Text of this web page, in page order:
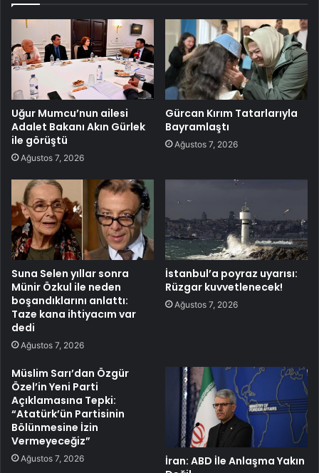
Uğur Mumcu’nun ailesi
Adalet Bakanı Akın Gürlek
ile görüştü
Ağustos 7, 2026
Gürcan Kırım Tatarlarıyla
Bayramlaştı
Ağustos 7, 2026
Suna Selen yıllar sonra
Münir Özkul ile neden
boşandıklarını anlattı:
Taze kana ihtiyacım var
dedi
Ağustos 7, 2026
İstanbul’a poyraz uyarısı:
Rüzgar kuvvetlenecek!
Ağustos 7, 2026
Müslim Sarı’dan Özgür
Özel’in Yeni Parti
Açıklamasına Tepki:
“Atatürk’ün Partisinin
Bölünmesine İzin
Vermeyeceğiz”
Ağustos 7, 2026
İran: ABD İle Anlaşma Yakın